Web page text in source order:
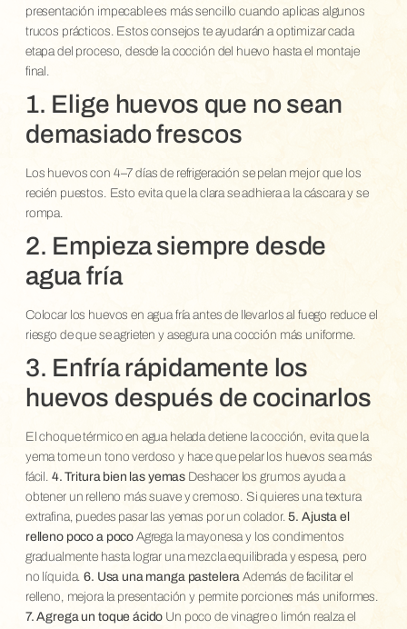
presentación impecable es más sencillo cuando aplicas algunos
trucos prácticos. Estos consejos te ayudarán a optimizar cada
etapa del proceso, desde la cocción del huevo hasta el montaje
final.
1. Elige huevos que no sean
demasiado frescos
Los huevos con 4–7 días de refrigeración se pelan mejor que los
recién puestos. Esto evita que la clara se adhiera a la cáscara y se
rompa.
2. Empieza siempre desde
agua fría
Colocar los huevos en agua fría antes de llevarlos al fuego reduce el
riesgo de que se agrieten y asegura una cocción más uniforme.
3. Enfría rápidamente los
huevos después de cocinarlos
El choque térmico en agua helada detiene la cocción, evita que la
yema tome un tono verdoso y hace que pelar los huevos sea más
fácil. 4. Tritura bien las yemas Deshacer los grumos ayuda a
obtener un relleno más suave y cremoso. Si quieres una textura
extrafina, puedes pasar las yemas por un colador.5. Ajusta el
relleno poco a poco Agrega la mayonesa y los condimentos
gradualmente hasta lograr una mezcla equilibrada y espesa, pero
no líquida.6. Usa una manga pastelera Además de facilitar el
relleno, mejora la presentación y permite porciones más uniformes.
7. Agrega un toque ácido Un poco de vinagre o limón realza el